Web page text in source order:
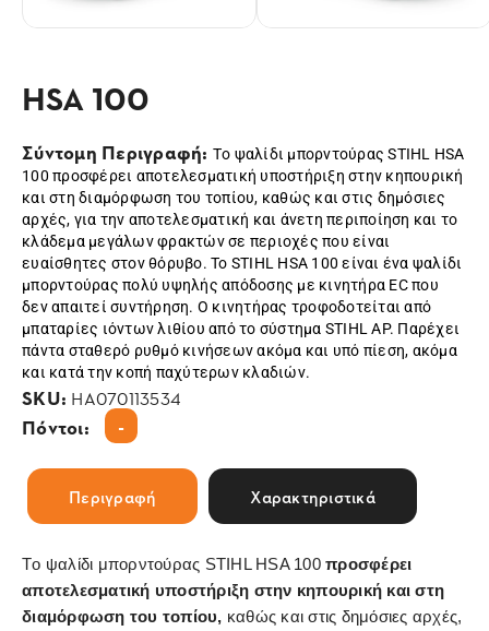
HSA 100
Σύντομη Περιγραφή: Tο ψαλίδι μπορντούρας STIHL HSA
100 προσφέρει αποτελεσματική υποστήριξη στην κηπουρική
και στη διαμόρφωση του τοπίου, καθώς και στις δημόσιες
αρχές, για την αποτελεσματική και άνετη περιποίηση και το
κλάδεμα μεγάλων φρακτών σε περιοχές που είναι
ευαίσθητες στον θόρυβο. Το STIHL HSA 100 είναι ένα ψαλίδι
μπορντούρας πολύ υψηλής απόδοσης με κινητήρα EC που
δεν απαιτεί συντήρηση. Ο κινητήρας τροφοδοτείται από
μπαταρίες ιόντων λιθίου από το σύστημα STIHL AP. Παρέχει
πάντα σταθερό ρυθμό κινήσεων ακόμα και υπό πίεση, ακόμα
και κατά την κοπή παχύτερων κλαδιών.
SKU: HA070113534
Πόντοι: -
Περιγραφή Χαρακτηριστικά
Tο ψαλίδι μπορντούρας STIHL HSA 100 προσφέρει
αποτελεσματική υποστήριξη στην κηπουρική και στη
διαμόρφωση του τοπίου, καθώς και στις δημόσιες αρχές,